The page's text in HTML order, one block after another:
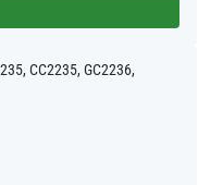
CC2235, GC2236,